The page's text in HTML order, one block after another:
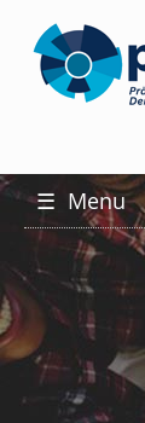
☰ Menu